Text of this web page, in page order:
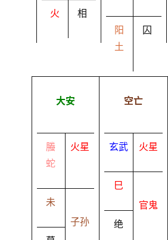
火 相
阳
土
囚
大安
螣
蛇
火星
未
子孙
空亡
玄武 火星
巳
绝
官鬼